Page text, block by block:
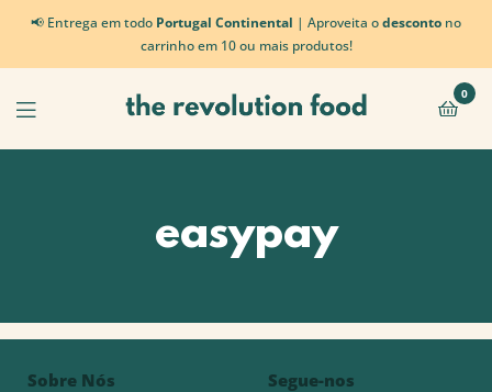
📢 Entrega em todo Portugal Continental | Aproveita odesconto no
carrinho em 10 ou mais produtos!
0
easypay
Sobre Nós Segue-nos